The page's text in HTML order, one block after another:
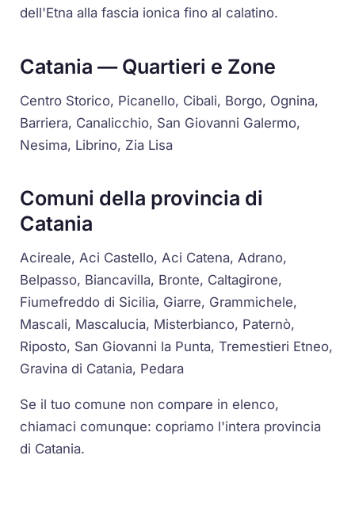
dell'Etna alla fascia ionica fino al calatino.
Catania — Quartieri e Zone
Centro Storico, Picanello, Cibali, Borgo, Ognina,
Barriera, Canalicchio, San Giovanni Galermo,
Nesima, Librino, Zia Lisa
Comuni della provincia di
Catania
Acireale, Aci Castello, Aci Catena, Adrano,
Belpasso, Biancavilla, Bronte, Caltagirone,
Fiumefreddo di Sicilia, Giarre, Grammichele,
Mascali, Mascalucia, Misterbianco, Paternò,
Riposto, San Giovanni la Punta, Tremestieri Etneo,
Gravina di Catania, Pedara
Se il tuo comune non compare in elenco,
chiamaci comunque: copriamo l'intera provincia
di Catania.